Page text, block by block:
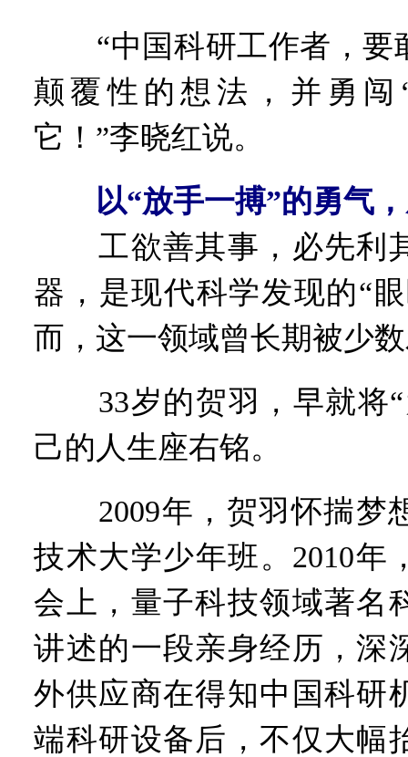
“中国科研工作者，要
颠覆性的想法，并勇闯
它！”李晓红说。
以“放手一搏”的勇气
工欲善其事，必先利
器，是现代科学发现的“
而，这一领域曾长期被少
33岁的贺羽，早就将“
己的人生座右铭。
2009年，贺羽怀揣梦
技术大学少年班。2010年
会上，量子科技领域著名
讲述的一段亲身经历，深
外供应商在得知中国科研
端科研设备后，不仅大幅